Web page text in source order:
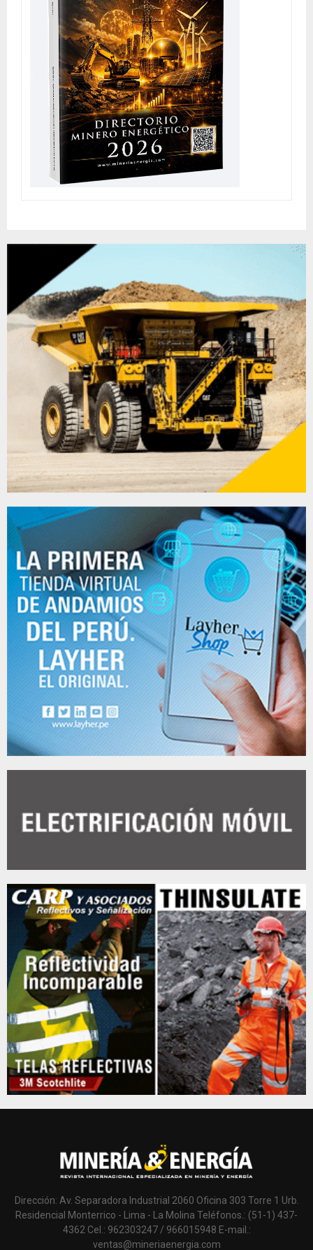
Dirección: Av. Separadora Industrial 2060 Oficina 303 Torre 1 Urb.
Residencial Monterrico - Lima - La Molina Teléfonos.: (51-1) 437-
4362 Cel.: 962303247 / 966015948 E-mail.:
ventas@mineriaenergia.com